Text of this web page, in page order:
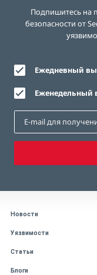
Подпишитесь на
безопасности от
Ежедневный
Еженедельный
Новости
Уязвимости
Статьи
Блоги